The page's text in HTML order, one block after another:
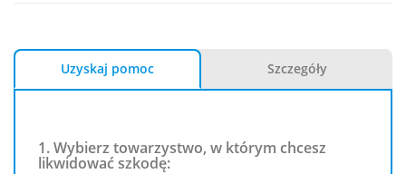
Uzyskaj pomoc Szczegóły
1. Wybierz towarzystwo, w którym chcesz
likwidować szkodę: